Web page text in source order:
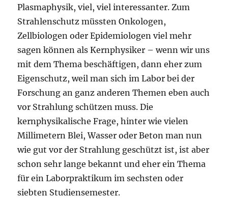
Plasmaphysik, viel, viel interessanter. Zum
Strahlenschutz müssten Onkologen,
Zellbiologen oder Epidemiologen viel mehr
sagen können als Kernphysiker – wenn wir uns
mit dem Thema beschäftigen, dann eher zum
Eigenschutz, weil man sich im Labor bei der
Forschung an ganz anderen Themen eben auch
vor Strahlung schützen muss. Die
kernphysikalische Frage, hinter wie vielen
Millimetern Blei, Wasser oder Beton man nun
wie gut vor der Strahlung geschützt ist, ist aber
schon sehr lange bekannt und eher ein Thema
für ein Laborpraktikum im sechsten oder
siebten Studiensemester.